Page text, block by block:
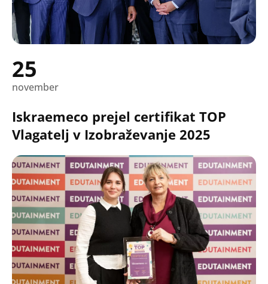
25
november
Iskraemeco prejel certifikat TOP
Vlagatelj v Izobraževanje 2025